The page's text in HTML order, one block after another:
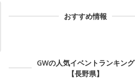
おすすめ情報
GWの人気イベントランキング
【長野県】